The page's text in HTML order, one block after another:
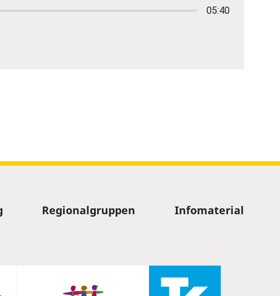
05:40
Regionalgruppen Infomaterial